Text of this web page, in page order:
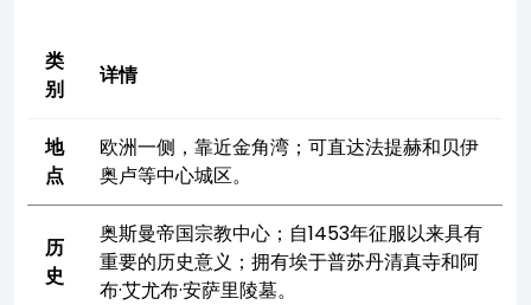
类
别
详情
地
点
欧洲一侧，靠近金角湾；可直达法提赫和贝伊
奥卢等中心城区。
历
史
奥斯曼帝国宗教中心；自1453年征服以来具有
重要的历史意义；拥有埃于普苏丹清真寺和阿
布·艾尤布·安萨里陵墓。